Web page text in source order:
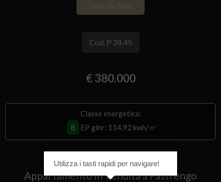
Vedi più foto
Cod. P 28.45
€ 380.000
Classe energetica:
B
EP glnr: 114.92 kwh/㎡
Appartamento in Vendita a Pastrengo
Utilizza i tasti rapidi per navigare!